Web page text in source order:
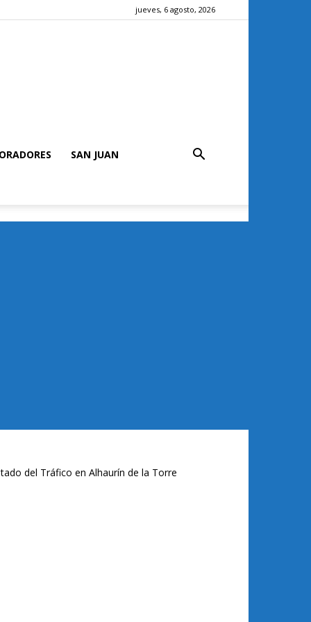
jueves, 6 agosto, 2026
SAN JUAN
del Tráfico en Alhaurín de la Torre